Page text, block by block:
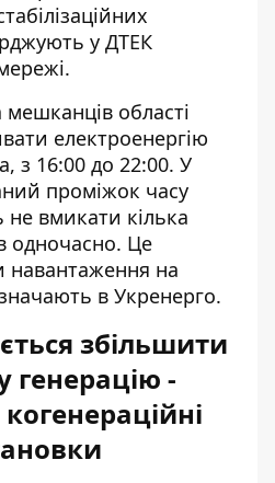
у ДТЕК
.
області
електроенергію
з 16:00 до 22:00. У
проміжок часу
не вмикати кілька
одночасно. Це
на
в Укренерго.
збільшити
-